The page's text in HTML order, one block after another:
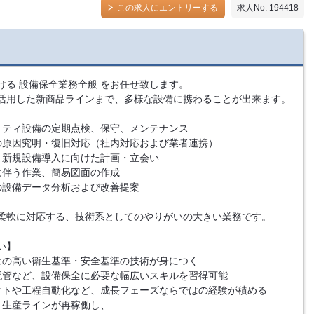
この求人にエントリーする 求人No. 194418
る 設備保全業務全般 をお任せ致します。
用した新商品ラインまで、多様な設備に携わることが出来ます。
ィ設備の定期点検、保守、メンテナンス
因究明・復旧対応（社内対応および業者連携）
規設備導入に向けた計画・立会い
う作業、簡易図面の作成
備データ分析および改善提案
に対応する、技術系としてのやりがいの大きい業務です。
高い衛生基準・安全基準の技術が身につく
など、設備保全に必要な幅広いスキルを習得可能
や工程自動化など、成長フェーズならではの経験が積める
産ラインが再稼働し、